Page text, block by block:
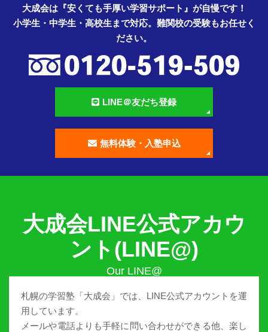
大成会は『安くても手厚い学習サポート』が自慢です！
小学生・中学生・高校生まで対応。難関校の受験もお任せく
ださい。
LINE＠友だち登録
無料体験・入塾申込
大成会LINE公式アカウ
ント(LINE@)
札幌の学習塾「大成会」では、LINE公式アカウントを運
用しています。
メールや電話よりも手軽に問い合わせができる他、楽し